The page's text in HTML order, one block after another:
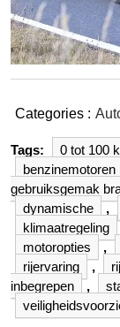
Categories :
Tags: 0 tot 100
benzinemotoren
gebruiksgemak
dynamische
,
klimaatregeling
motoropties
,
rijervaring
,
inbegrepen
,